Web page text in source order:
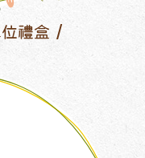
禮盒